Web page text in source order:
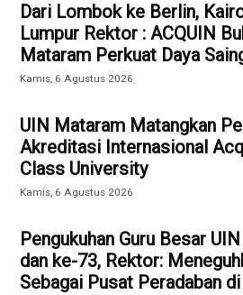
Dari Lombok ke Berlin,
Lumpur Rektor : ACQUIN
Mataram Perkuat Daya
Kamis, 6 Agustus 2026
UIN Mataram Matangkan
Akreditasi Internasional
Class University
Kamis, 6 Agustus 2026
Pengukuhan Guru Besar
dan ke-73, Rektor:
Sebagai Pusat Peradaban